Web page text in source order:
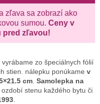
zľava sa zobrazí ako
sumou. Ceny v
pred zľavou!
vyrábame zo špeciálnych fólií
stien. nálepku ponúkame v
cm Samolepka na
ozdobí stenu každého bytu či